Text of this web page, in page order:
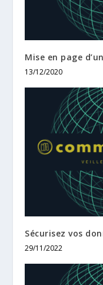
Mise en page
13/12/2020
Sécurisez vos
29/11/2022